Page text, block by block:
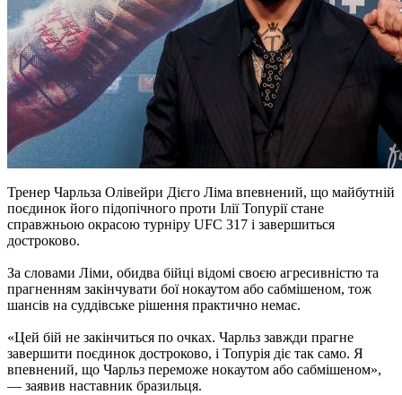
Тренер Чарльза Олівейри Дієго Ліма впевнений, що майбутній
поєдинок його підопічного проти Ілії Топурії стане
справжньою окрасою турніру UFC 317 і завершиться
достроково.
За словами Ліми, обидва бійці відомі своєю агресивністю та
прагненням закінчувати бої нокаутом або сабмішеном, тож
шансів на суддівське рішення практично немає.
«Цей бій не закінчиться по очках. Чарльз завжди прагне
завершити поєдинок достроково, і Топурія діє так само. Я
впевнений, що Чарльз переможе нокаутом або сабмішеном»,
— заявив наставник бразильця.